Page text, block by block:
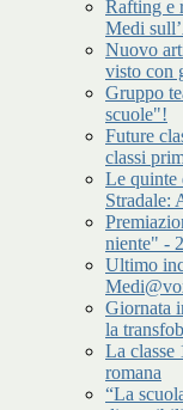
Rafting e
Medi
Nuovo
visto con
Gruppo
scuole"!
Future
classi
Le quinte
Stradale:
niente" -
Ultimo
Giornata
la
La classe
romana
“La